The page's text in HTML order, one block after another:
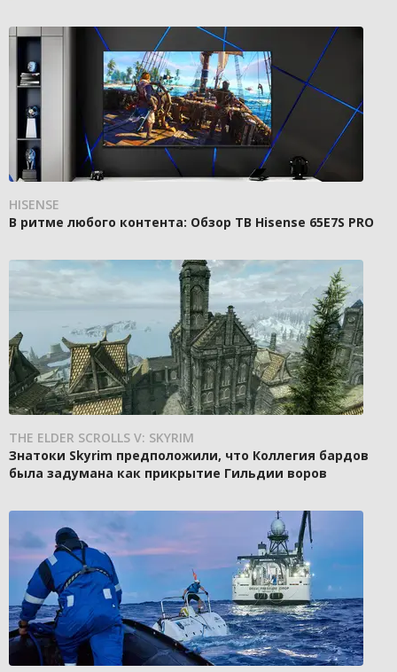
HISENSE
В ритме любого контента: Обзор ТВ Hisense 65E7S PRO
THE ELDER SCROLLS V: SKYRIM
Знатоки Skyrim предположили, что Коллегия бардов
была задумана как прикрытие Гильдии воров